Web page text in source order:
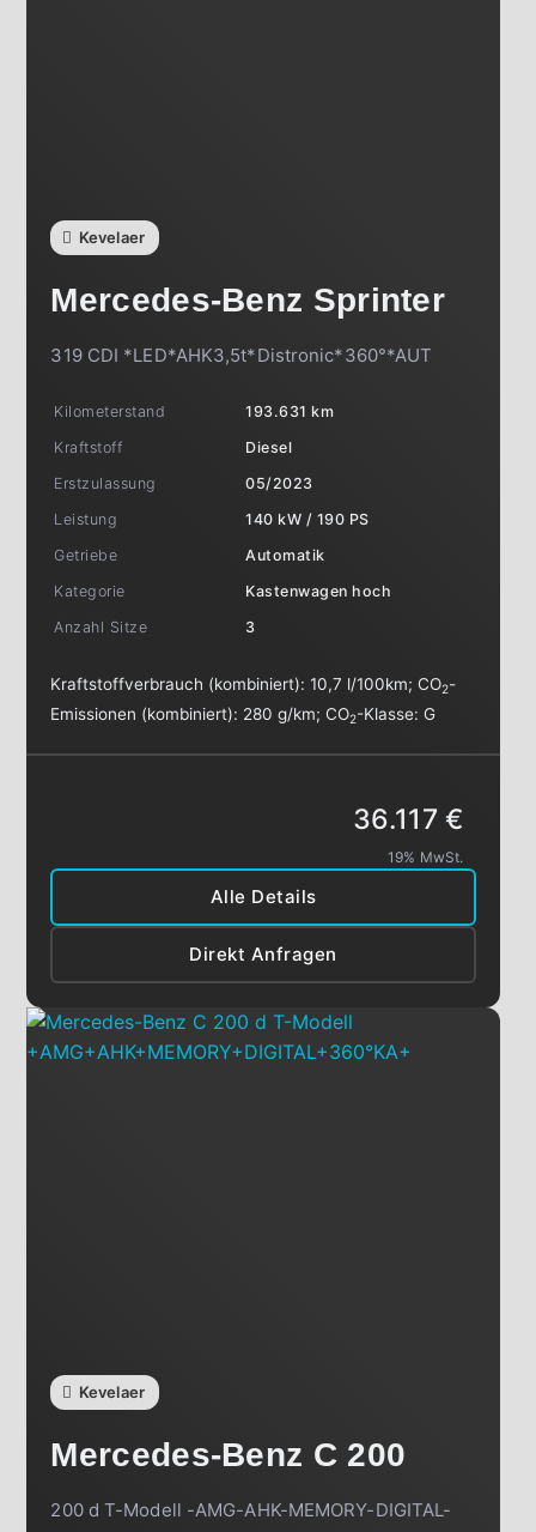
Kevelaer
Mercedes-Benz Sprinter
319 CDI *LED*AHK3,5t*Distronic*360°*AUT
Kilometerstand
193.631 km
Kraftstoff
Diesel
Erstzulassung
05/2023
Leistung
140 kW / 190 PS
Getriebe
Automatik
Kategorie
Kastenwagen hoch
Anzahl Sitze
3
Kraftstoffverbrauch (kombiniert):10,7 l/100km;CO2-
Emissionen (kombiniert): 280 g/km;CO2-Klasse:G
Alle Details
Direkt Anfragen
36.117 €
19% MwSt.
Kevelaer
Mercedes-Benz C 200
200 d T-Modell -AMG-AHK-MEMORY-DIGITAL-